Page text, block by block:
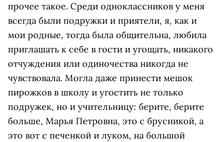
прочее такое. Среди одноклассников у меня
всегда были подружки и приятели, я, как и
мои родные, тогда была общительна, любила
приглашать к себе в гости и угощать, никакого
отчуждения или одиночества никогда не
чувствовала. Могла даже принести мешок
пирожков в школу и угостить не только
подружек, но и учительницу: берите, берите
больше, Марья Петровна, это с брусникой, а
это вот с печенкой и луком, на большой